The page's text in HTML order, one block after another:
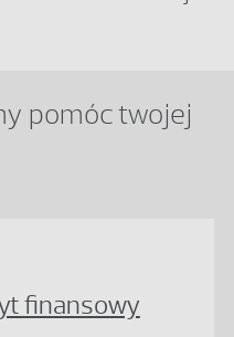
pomóc twojej
finansowy